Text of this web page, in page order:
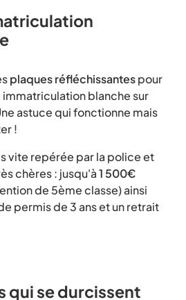
plaques réfléchissantespour
blanche sur
astuce qui fonctionne mais
!
vite repérée par la police et
chères : jusqu'à1 500€
de 5ème classe) ainsi
permis de 3 ans et un retrait
qui se durcissent